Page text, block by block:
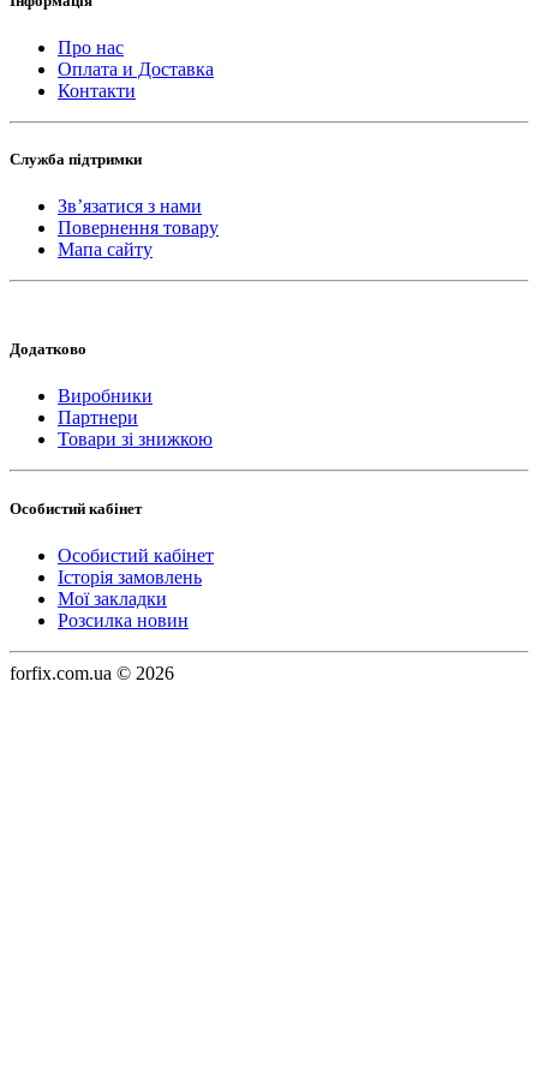
Про нас
Оплата и Доставка
Контакти
Служба підтримки
Зв’язатися з нами
Повернення товару
Мапа сайту
Додатково
Виробники
Партнери
Товари зі знижкою
Особистий кабінет
Особистий кабінет
Історія замовлень
Мої закладки
Розсилка новин
forfix.com.ua © 2026